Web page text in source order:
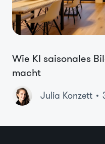
Wie KI saisonales
macht
Julia Konzett